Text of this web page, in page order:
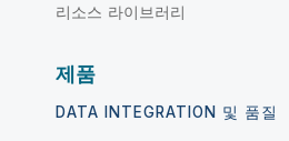
리소스 라이브러리
제품
DATA INTEGRATION 및 품질